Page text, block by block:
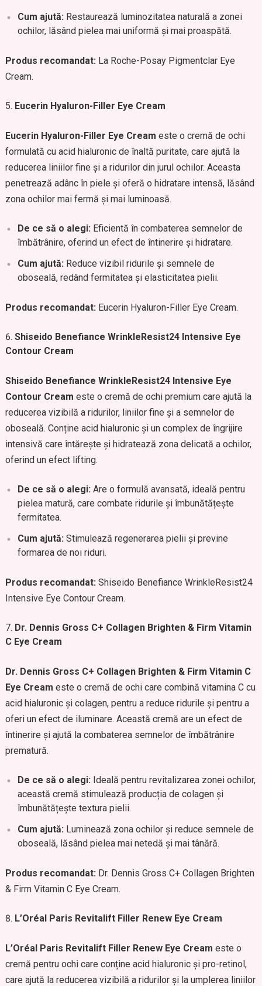
Cum ajută: Restaurează luminozitatea naturală a zonei
ochilor, lăsând pielea mai uniformă și mai proaspătă.
Produs recomandat: La Roche-Posay Pigmentclar Eye
Cream.
Eucerin Hyaluron-Filler Eye Cream
Eucerin Hyaluron-Filler Eye Cream este o cremă de ochi
formulată cu acid hialuronic de înaltă puritate, care ajută la
reducerea liniilor fine și a ridurilor din jurul ochilor. Aceasta
penetrează adânc în piele și oferă o hidratare intensă, lăsând
zona ochilor mai fermă și mai luminoasă.
De ce să o alegi: Eficientă în combaterea semnelor de
îmbătrânire, oferind un efect de întinerire și hidratare.
Cum ajută: Reduce vizibil ridurile și semnele de
oboseală, redând fermitatea și elasticitatea pielii.
Produs recomandat: Eucerin Hyaluron-Filler Eye Cream.
Shiseido Benefiance WrinkleResist24 Intensive Eye
Contour Cream
Shiseido Benefiance WrinkleResist24 Intensive Eye
Contour Cream este o cremă de ochi premium care ajută la
reducerea vizibilă a ridurilor, liniilor fine și a semnelor de
oboseală. Conține acid hialuronic și un complex de îngrijire
intensivă care întărește și hidratează zona delicată a ochilor,
oferind un efect lifting.
De ce să o alegi: Are o formulă avansată, ideală pentru
pielea matură, care combate ridurile și îmbunătățește
fermitatea.
Cum ajută: Stimulează regenerarea pielii și previne
formarea de noi riduri.
Produs recomandat: Shiseido Benefiance WrinkleResist24
Intensive Eye Contour Cream.
Dr. Dennis Gross C+ Collagen Brighten & Firm Vitamin
C Eye Cream
Dr. Dennis Gross C+ Collagen Brighten & Firm Vitamin C
Eye Cream este o cremă de ochi care combină vitamina C cu
acid hialuronic și colagen, pentru a reduce ridurile și pentru a
oferi un efect de iluminare. Această cremă are un efect de
întinerire și ajută la combaterea semnelor de îmbătrânire
prematură.
De ce să o alegi: Ideală pentru revitalizarea zonei ochilor,
această cremă stimulează producția de colagen și
îmbunătățește textura pielii.
Cum ajută: Luminează zona ochilor și reduce semnele de
oboseală, lăsând pielea mai netedă și mai tânără.
Produs recomandat: Dr. Dennis Gross C+ Collagen Brighten
& Firm Vitamin C Eye Cream.
L’Oréal Paris Revitalift Filler Renew Eye Cream
L’Oréal Paris Revitalift Filler Renew Eye Cream este o
cremă pentru ochi care conține acid hialuronic și pro-retinol,
care ajută la reducerea vizibilă a ridurilor și la umplerea liniilor